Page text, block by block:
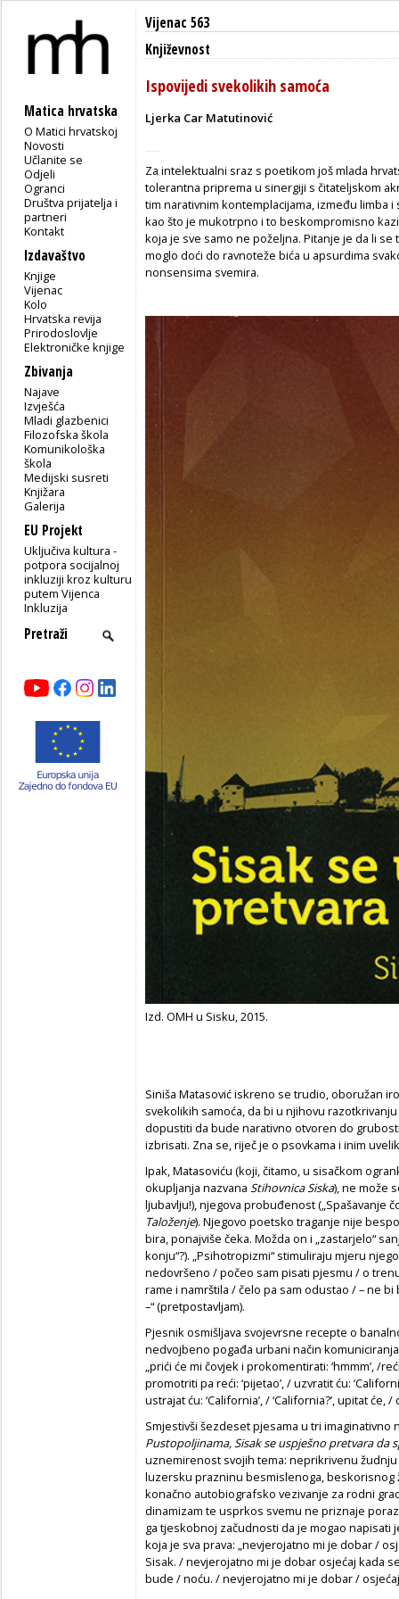
Matica hrvatska
O Matici hrvatskoj
Novosti
Učlanite se
Odjeli
Ogranci
Društva prijatelja i
partneri
Kontakt
Izdavaštvo
Knjige
Vijenac
Kolo
Hrvatska revija
Prirodoslovlje
Elektroničke knjige
Zbivanja
Najave
Izvješća
Mladi glazbenici
Filozofska škola
Komunikološka
škola
Medijski susreti
Knjižara
Galerija
EU Projekt
Uključiva kultura -
potpora socijalnoj
inkluziji kroz kulturu
putem Vijenca
Inkluzija
Vijenac 563
Književnost
Ispovijedi svekolikih samoća
Ljerka Car Matutinović
Za intelektualni sraz s poetikom još mlada
tolerantna priprema u sinergiji s čitateljskom
tim narativnim kontemplacijama, između limba
kao što je mukotrpno i to beskompromisno
koja je sve samo ne poželjna. Pitanje je da li
moglo doći do ravnoteže bića u apsurdima
nonsensima svemira.
Izd. OMH u Sisku, 2015.
Siniša Matasović iskreno se trudio, oboružan
svekolikih samoća, da bi u njihovu
dopustiti da bude narativno otvoren do
izbrisati. Zna se, riječ je o psovkama i inim
Ipak, Matasoviću (koji, čitamo, u sisačkom
okupljanja nazvana Stihovnica Siska), ne može
ljubavlju!), njegova probuđenost („Spašavanje
Taloženje). Njegovo poetsko traganje nije
bira, ponajviše čeka. Možda on i „zastarjelo“
konju“?). „Psihotropizmi“ stimuliraju mjeru
nedovršeno / počeo sam pisati pjesmu / o
rame i namrštila / čelo pa sam odustao / – ne
–“ (pretpostavljam).
Pjesnik osmišljava svojevrsne recepte o
nedvojbeno pogađa urbani način
„prići će mi čovjek i prokomentirati: ‘hmmm’, /
promotriti pa reći: ‘pijetao’, / uzvratit ću:
ustrajat ću: ‘California’, / ‘California?’, upitat će,
Smjestivši šezdeset pjesama u tri imaginativno
Pustopoljinama, Sisak se uspješno pretvara da
uznemirenost svojih tema: neprikrivenu
luzersku prazninu besmislenoga,
konačno autobiografsko vezivanje za rodni
dinamizam te usprkos svemu ne priznaje
ga tjeskobnoj začudnosti da je mogao
koja je sva prava: „nevjerojatno mi je dobar /
Sisak. / nevjerojatno mi je dobar osjećaj kada
bude / noću. / nevjerojatno mi je dobar /